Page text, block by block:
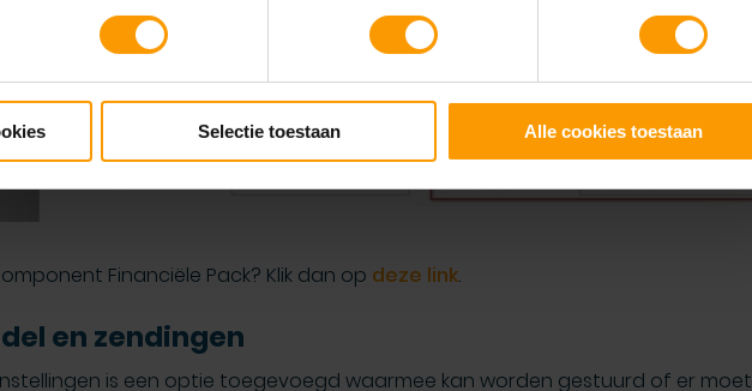
Selectie toestaan Alle cookies toestaan
Financiële Pack? Klik dan op deze link.
en zendingen
is een optie toegevoegd waarmee kan worden gestuurd of er moet